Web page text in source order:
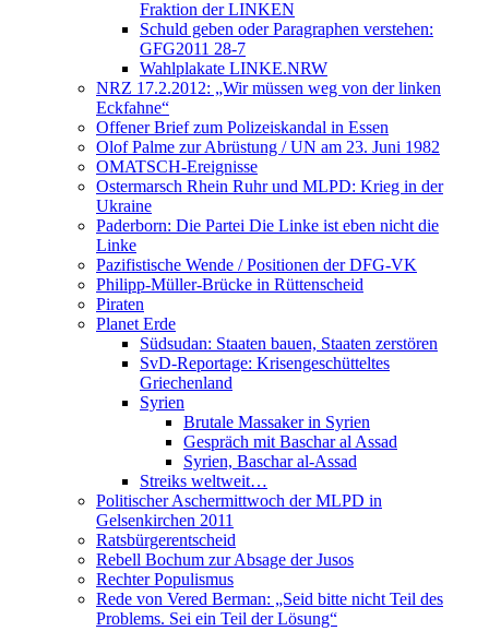
Fraktion der LINKEN
Schuld geben oder Paragraphen verstehen:
GFG2011 28-7
Wahlplakate LINKE.NRW
NRZ 17.2.2012: „Wir müssen weg von der linken
Eckfahne“
Offener Brief zum Polizeiskandal in Essen
Olof Palme zur Abrüstung / UN am 23. Juni 1982
OMATSCH-Ereignisse
Ostermarsch Rhein Ruhr und MLPD: Krieg in der
Ukraine
Paderborn: Die Partei Die Linke ist eben nicht die
Linke
Pazifistische Wende / Positionen der DFG-VK
Philipp-Müller-Brücke in Rüttenscheid
Piraten
Planet Erde
Südsudan: Staaten bauen, Staaten zerstören
SvD-Reportage: Krisengeschütteltes
Griechenland
Syrien
Brutale Massaker in Syrien
Gespräch mit Baschar al Assad
Syrien, Baschar al-Assad
Streiks weltweit…
Politischer Aschermittwoch der MLPD in
Gelsenkirchen 2011
Ratsbürgerentscheid
Rebell Bochum zur Absage der Jusos
Rechter Populismus
Rede von Vered Berman: „Seid bitte nicht Teil des
Problems. Sei ein Teil der Lösung“